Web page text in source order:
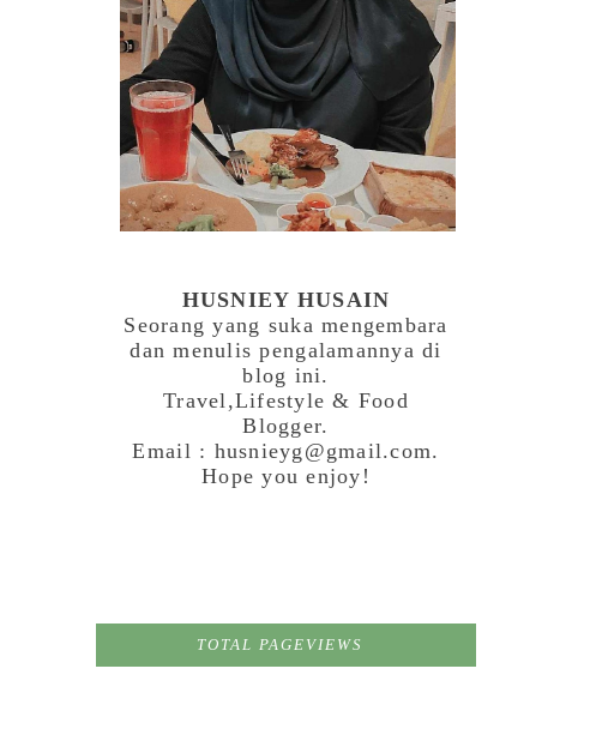
HUSNIEY HUSAIN
Seorang yang suka mengembara
dan menulis pengalamannya di
blog ini.
Travel,Lifestyle & Food
Blogger.
Email : husnieyg@gmail.com.
Hope you enjoy!
TOTAL PAGEVIEWS